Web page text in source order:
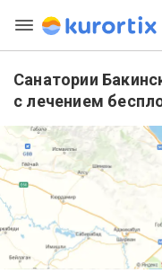
Санатории
с лечением